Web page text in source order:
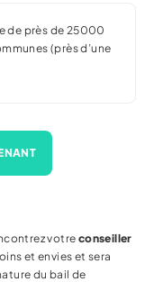
de près de 25000
(près d’une
votre conseiller
et envies et sera
du bail de